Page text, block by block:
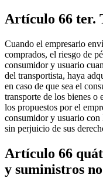
Artículo 66 ter.
Cuando el empresario
comprados, el riesgo de
consumidor y usuario
del transportista, haya
en caso de que sea el
transporte de los bienes o
los propuestos por el
consumidor y usuario con
sin perjuicio de sus
Artículo 66
y suministros